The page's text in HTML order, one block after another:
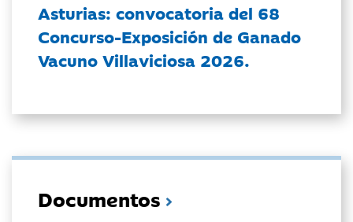
Asturias: convocatoria del 68
Concurso-Exposición de Ganado
Vacuno Villaviciosa 2026.
Documentos